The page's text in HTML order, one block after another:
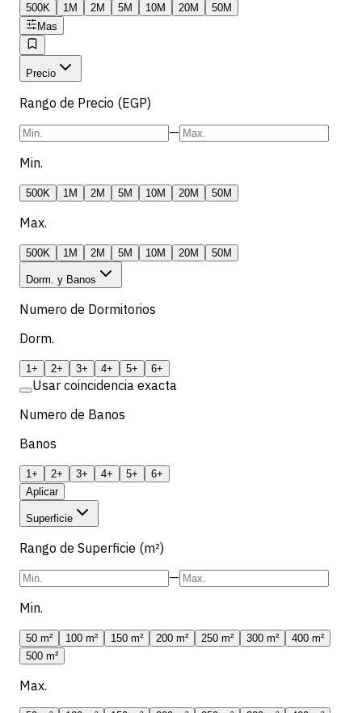
500K 1M 2M 5M 10M 20M
50M
Mas
Precio
Rango de Precio (EGP)
—
Min.
500K 1M 2M 5M 10M 20M 50M
Max.
500K 1M 2M 5M 10M 20M 50M
Dorm. y Banos
Numero de Dormitorios
Dorm.
1+ 2+ 3+ 4+ 5+ 6+
Usar coincidencia exacta
Numero de Banos
Banos
1+ 2+ 3+ 4+ 5+
6+
Aplicar
Superficie
Rango de Superficie (m²)
—
Min.
50 m² 100 m² 150 m² 200 m² 250 m² 300 m²
400 m²
500 m²
Max.